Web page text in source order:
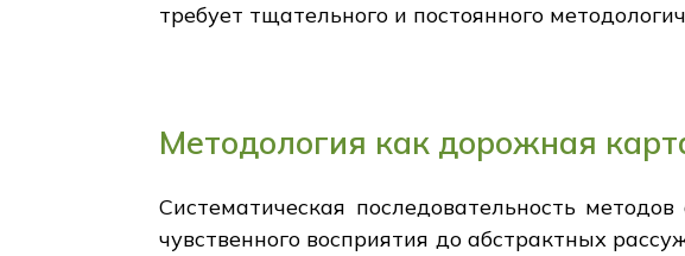
требует тщательного и постоянного
Методология как дорожная
Систематическая последовательность
чувственного восприятия до абстрактных